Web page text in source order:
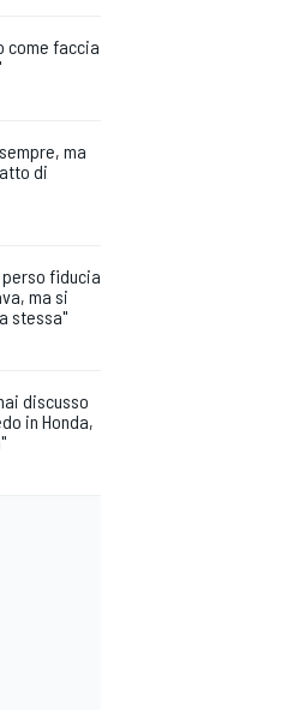
come faccia
ma
di
perso fiducia
ma si
stessa"
discusso
in Honda,